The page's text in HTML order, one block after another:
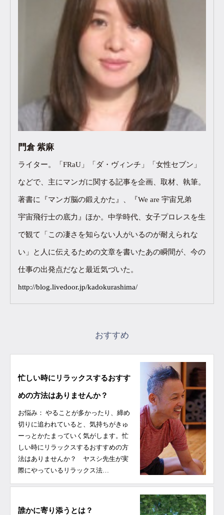
門倉 紫麻
ライター。「FRaU」「ダ・ヴィンチ」「女性セブン」
などで、主にマンガに関する記事を企画、取材、執筆。
著書に『マンガ脳の鍛えかた』、『We are 宇宙兄弟
宇宙飛行士の底力』ほか。中学時代、女子プロレスを生
で観て「この凄さを知らない人がいるのが耐えられな
い」と人に伝えるための文章を書いたあの瞬間が、今の
仕事の出発点だなと最近気づいた。
http://blog.livedoor.jp/kadokurashima/
おすすめ
忙しい時にリラックスするおすす
めの方法はありませんか？
お悩み： やることが多かったり、締め
切りに追われていると、気持ちがきゅ
ーっとかたまっていく気がします。忙
しい時にリラックスするおすすめの方
法はありませんか？ ヤスシ先生が実
際にやっているリラックス法…
誰かに寄り添うとは？